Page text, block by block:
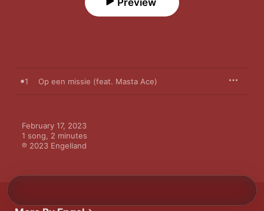
Preview
1 Op een missie (feat. Masta Ace)
February 17, 2023
1 song, 2 minutes
℗ 2023 Engelland